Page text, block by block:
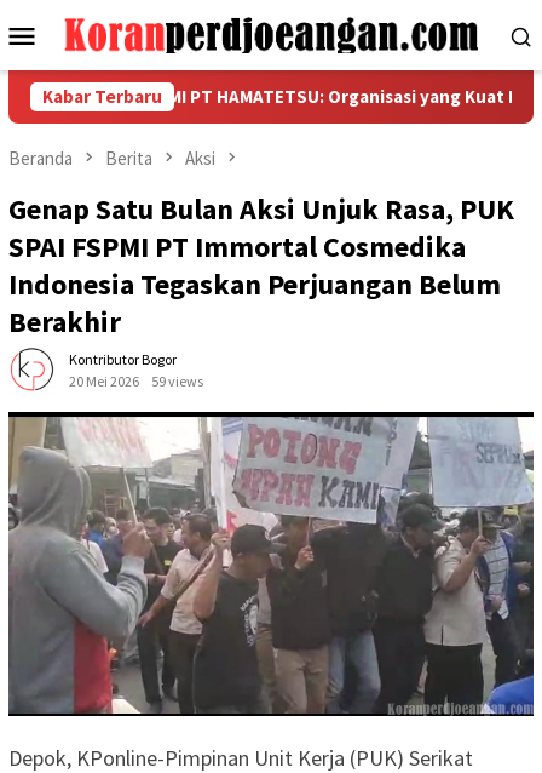
ke
Menu
Mobile
Kabar Terbaru
SPAMK FSPMI PT HAMATETSU: Organisasi yang Kuat Lahir
Beranda Berita Aksi
Genap Satu Bulan Aksi Unjuk Rasa, PUK
SPAI FSPMI PT Immortal Cosmedika
Indonesia Tegaskan Perjuangan Belum
Berakhir
Kontributor Bogor
20 Mei 2026
59 views
Depok, KPonline-Pimpinan Unit Kerja (PUK) Serikat